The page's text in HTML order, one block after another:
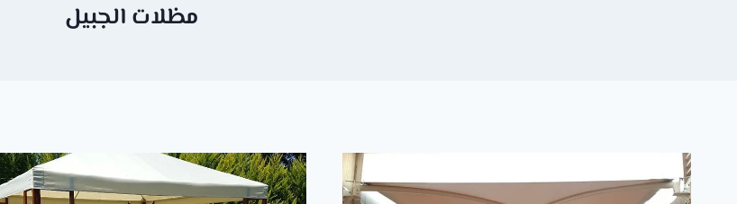
مظلات الجبيل